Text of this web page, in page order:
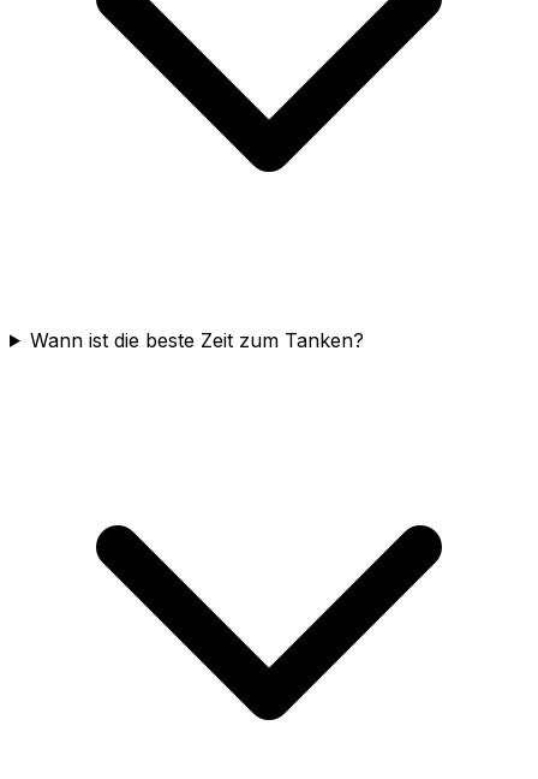
Wann ist die beste Zeit zum Tanken?